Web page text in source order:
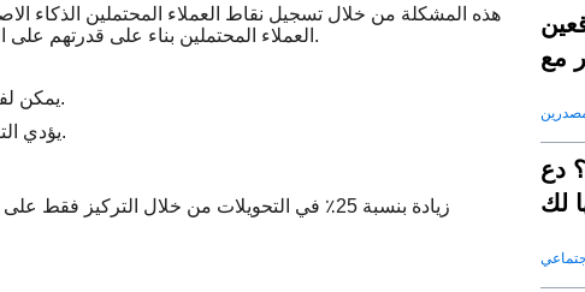
والبيانات الديموغرافية والأنماط السلوكية ، تصنف SaleAI العملاء المحتملين بناء على قدرتهم على التحويل.
يمكن لفرق المبيعات تخصيص الوقت والموارد للفرص عالية القيمة.
يؤدي التركيز المحسن إلى دورات مبيعات أقصر ومعدلات ربح أعلى.
مع
دع
لك